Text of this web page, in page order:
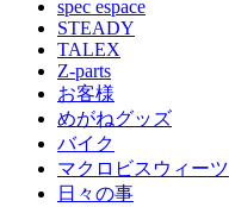
spec espace
STEADY
TALEX
Z-parts
お客様
めがねグッズ
バイク
マクロビスウィーツ
日々の事